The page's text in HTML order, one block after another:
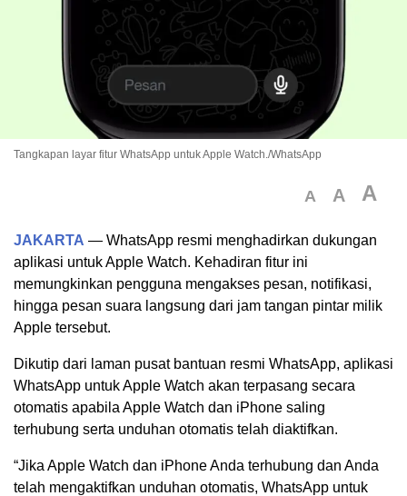
Tangkapan layar fitur WhatsApp untuk Apple Watch./WhatsApp
A A A
JAKARTA — WhatsApp resmi menghadirkan dukungan
aplikasi untuk Apple Watch. Kehadiran fitur ini
memungkinkan pengguna mengakses pesan, notifikasi,
hingga pesan suara langsung dari jam tangan pintar milik
Apple tersebut.
Dikutip dari laman pusat bantuan resmi WhatsApp, aplikasi
WhatsApp untuk Apple Watch akan terpasang secara
otomatis apabila Apple Watch dan iPhone saling
terhubung serta unduhan otomatis telah diaktifkan.
“Jika Apple Watch dan iPhone Anda terhubung dan Anda
telah mengaktifkan unduhan otomatis, WhatsApp untuk